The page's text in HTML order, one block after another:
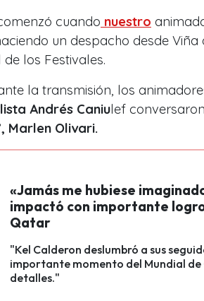
cuando nuestro
un despacho desde
los Festivales.
la transmisión, los
Andrés Caniulef
Marlen Olivari.
«Jamás me hubiese
impactó con importante
Qatar
"Kel Calderon deslumbró a sus
importante momento del Mundial
detalles."